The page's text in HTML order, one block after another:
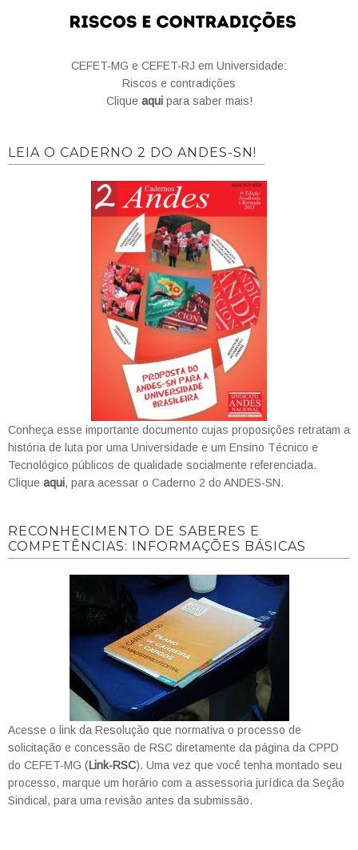
CEFET-MG e CEFET-RJ em Universidade:
Riscos e contradições
Clique aquipara saber mais!
LEIA O CADERNO 2 DO ANDES-SN!
Conheça esse importante documento cujas proposições retratam a
história de luta por uma Universidade e um Ensino Técnico e
Tecnológico públicos de qualidade socialmente referenciada.
Clique aqui, para acessar o Caderno 2 do ANDES-SN.
RECONHECIMENTO DE SABERES E
COMPETÊNCIAS: INFORMAÇÕES BÁSICAS
Acesse o link da Resolução que normativa o processo de
solicitação e concessão de RSC diretamente da página da CPPD
do CEFET-MG (Link-RSC). Uma vez que você tenha montado seu
processo, marque um horário com a assessoria jurídica da Seção
Sindical, para uma revisão antes da submissão.